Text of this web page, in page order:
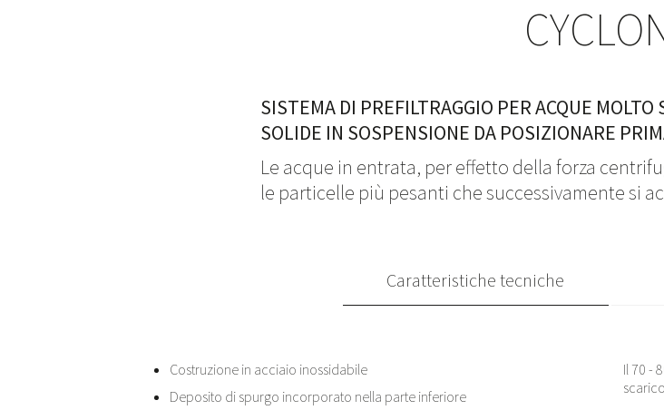
SISTEMA DI PREFILTRAGGIO PER ACQUE
SOLIDE IN SOSPENSIONE DA POSIZIONARE
Le acque in entrata, per effetto della forza
le particelle più pesanti che successivamente si
Caratteristiche tecniche
Costruzione in acciaio inossidabile
Deposito di spurgo incorporato nella parte inferiore
Il 70 -
scarico